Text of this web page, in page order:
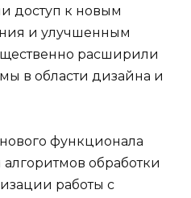
доступ к новым
и улучшенным
расширили
в области дизайна и
функционала
обработки
работы с